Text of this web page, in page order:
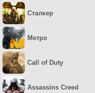
Сталкер
Метро
Call of Duty
Assassins Creed